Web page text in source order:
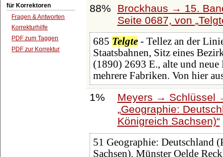
für Korrektoren
Fragen & Antworten
Korrekturhilfe
PDF zum Taggen
PDF zur Korrektur
88%
Brockhaus → 15.
Seite 0687, von
685 Telgte- Tellez an der
Staatsbahnen, Sitz eines
(1890) 2693 E., alte und
mehrere Fabriken. Von hier
1%
Meyers → Schlüssel
Geographie:
Königreich Sachsen)
51 Geographie: Deutschland
Sachsen). Münster Oelde